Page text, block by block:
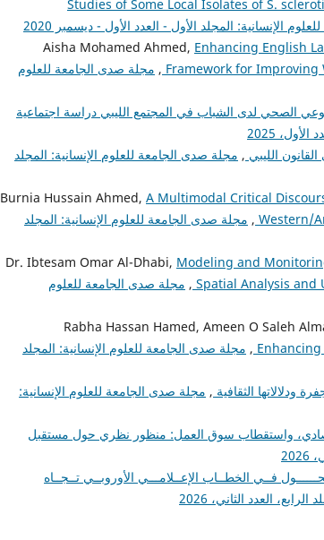
Studies of Some Local Isolates of S.
الإنسانية: المجلد الأول - العدد الأول - ديسمبر 2020
Aisha Mohamed Ahmed, Enhancing English
Framework for Improving
, مجلة صدى الجامعة للعلوم
الصحي لدى الشباب في المجتمع الليبي دراسة اجتماعية
2025
الليبي , مجلة صدى الجامعة للعلوم الإنسانية: المجلد
Burnia Hussain Ahmed, A Multimodal Critical
Western/
, مجلة صدى الجامعة للعلوم الإنسانية: المجلد
Dr. Ibtesam Omar Al-Dhabi, Modeling and
Spatial Analysis and
, مجلة صدى الجامعة للعلوم
Rabha Hassan Hamed, Ameen O Saleh
, مجلة صدى الجامعة للعلوم الإنسانية: المجلد
ودلالاتها الثقافية , مجلة صدى الجامعة للعلوم الإنسانية:
واستقطاب سوق العمل: منظور نظري حول مستقبل
فــي الخطــاب الإعــلامـــي الأوروبــي تــجــاه
العدد الثاني، 2026